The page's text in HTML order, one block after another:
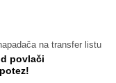
na transfer listu
povlači